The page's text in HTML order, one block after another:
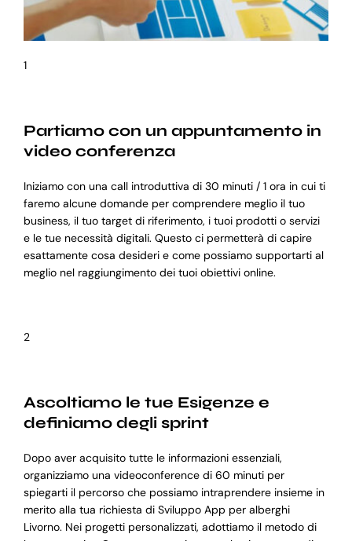
1
Partiamo con un appuntamento in
video conferenza
Iniziamo con una call introduttiva di 30 minuti / 1 ora in cui ti
faremo alcune domande per comprendere meglio il tuo
business, il tuo target di riferimento, i tuoi prodotti o servizi
e le tue necessità digitali. Questo ci permetterà di capire
esattamente cosa desideri e come possiamo supportarti al
meglio nel raggiungimento dei tuoi obiettivi online.
2
Ascoltiamo le tue Esigenze e
definiamo degli sprint
Dopo aver acquisito tutte le informazioni essenziali,
organizziamo una videoconference di 60 minuti per
spiegarti il percorso che possiamo intraprendere insieme in
merito alla tua richiesta di Sviluppo App per alberghi
Livorno. Nei progetti personalizzati, adottiamo il metodo di